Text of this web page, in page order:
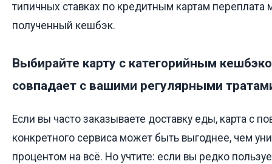
типичных ставках по кредитным картам переплата
полученный кешбэк.
Выбирайте карту с категорийным
совпадает с вашими регулярными
Если вы часто заказываете доставку еды, карта с
конкретного сервиса может быть выгоднее, чем
процентом на всё. Но учтите: если вы редко